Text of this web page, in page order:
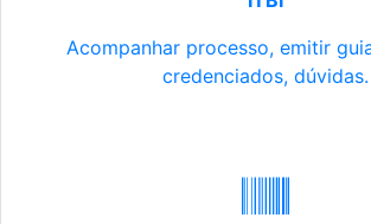
Acompanhar processo, emitir
credenciados, dúvidas.